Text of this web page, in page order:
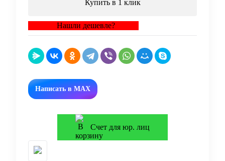
Купить в 1 клик
Нашли дешевле?
Написать в MAX
Счет для юр. лиц